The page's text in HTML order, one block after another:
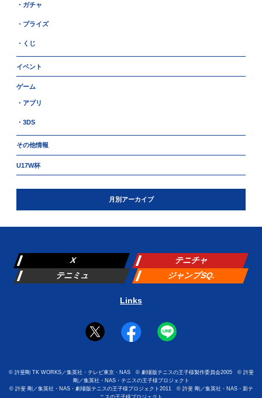
・ガチャ
・プライズ
・くじ
イベント
ゲーム
・アプリ
・3DS
その他情報
U17W杯
月別アーカイブ
X
テニチャ
テニミュ
ジャンプSQ.
Links
©許斐剛 TK WORKS／集英社・テレビ東京・NAS ©劇場版テニスの王子様製作委員会2005 ©許斐
剛／集英社・NAS・テニスの王子様プロジェクト
©許斐 剛／集英社・NAS・劇場版テニスの王子様プロジェクト2011 ©許斐 剛／集英社・NAS・新テ
ニスの王子様プロジェクト